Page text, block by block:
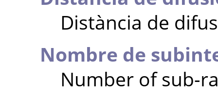
Distància de
Nombre de
Number of sub-